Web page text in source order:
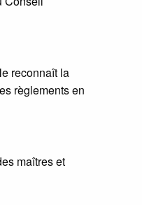
reconnaît la
règlements en
maîtres et